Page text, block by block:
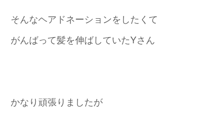
そんなヘアドネーションをしたくて
がんばって髪を伸ばしていたYさん
かなり頑張りましたが